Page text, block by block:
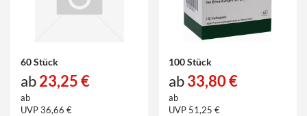
60 Stück
ab23,25 €
ab
UVP 36,66 €
100 Stück
ab33,80 €
ab
UVP 51,25 €